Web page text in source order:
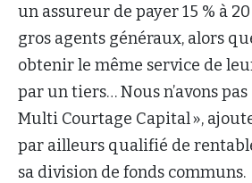
un assureur de payer 15 % à
gros agents généraux, alors
obtenir le même service de
par un tiers… Nous n’avons
Multi Courtage Capital »,
par ailleurs qualifié de
sa division de fonds communs.